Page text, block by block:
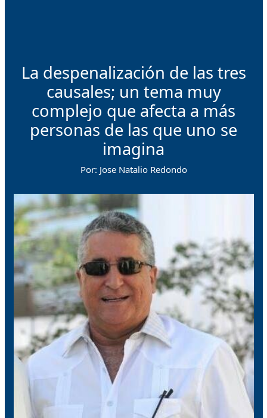
La despenalización de las tres
causales; un tema muy
complejo que afecta a más
personas de las que uno se
imagina
Por: Jose Natalio Redondo